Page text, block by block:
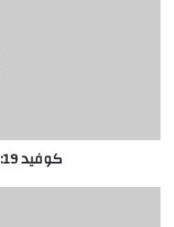
كوفيد 19: معطيات 24 ساعة